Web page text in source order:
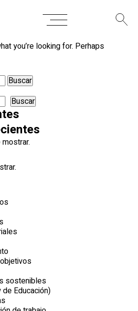
you’re looking for. Perhaps
Buscar
sostenibles
Educación)